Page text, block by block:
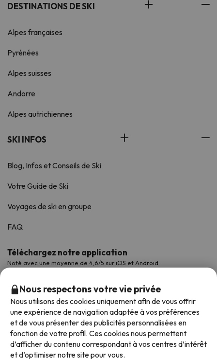
DESTINATIONS DE SKI
Alpes françaises
Pyrénées
Alpes suisses
Andorre
Alpes autrichiennes
SKI INFOS
Blog, Infos et Conseils de Ski
Votre Guide de Ski
Voyages de ski en groupe
FAQ
Téléchargez notre application
Noté avec une moyenne de 4,6/5 sur iOS et Android.
Nous respectons votre vie privée
Nous utilisons des cookies uniquement afin de vous offrir
une expérience de navigation adaptée à vos préférences
et de vous présenter des publicités personnalisées en
fonction de votre profil. Ces cookies nous permettent
d’afficher du contenu correspondant à vos centres d’intérêt
et d’optimiser notre site pour vous.